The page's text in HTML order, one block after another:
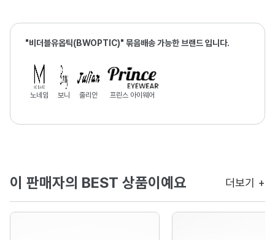
"비더블유옵틱(BWOPTIC)" 묶음배송 가능한 브랜드 입니다.
노네임 보니 줄리안 프린스 아이웨어
이 판매자의 BEST 상품이예요 더보기 +